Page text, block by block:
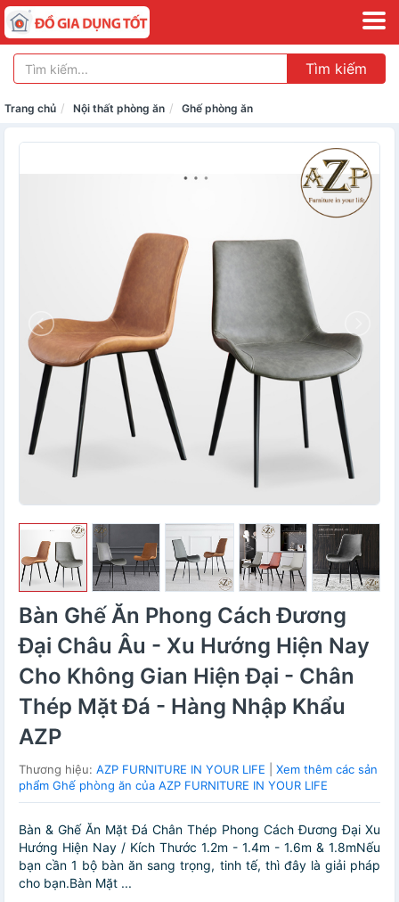
Tìm kiếm
Trang chủ Nội thất phòng ăn Ghế phòng ăn
Bàn Ghế Ăn Phong Cách Đương
Đại Châu Âu - Xu Hướng Hiện Nay
Cho Không Gian Hiện Đại - Chân
Thép Mặt Đá - Hàng Nhập Khẩu
AZP
Thương hiệu: AZP FURNITURE IN YOUR LIFE
Xem thêm các sản
phẩm Ghế phòng ăn của AZP FURNITURE IN YOUR LIFE
Bàn & Ghế Ăn Mặt Đá Chân Thép Phong Cách Đương Đại Xu
Hướng Hiện Nay / Kích Thước 1.2m - 1.4m - 1.6m & 1.8mNếu
bạn cần 1 bộ bàn ăn sang trọng, tinh tế, thì đây là giải pháp
cho bạn.Bàn Mặt ...